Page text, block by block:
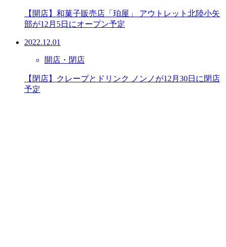
【開店】和菓子販売店「珀屋」 アウトレット北陸小矢
部が12月5日にオープン予定
2022.12.01
開店・閉店
【閉店】クレープとドリンク ノンノが12月30日に閉店
予定